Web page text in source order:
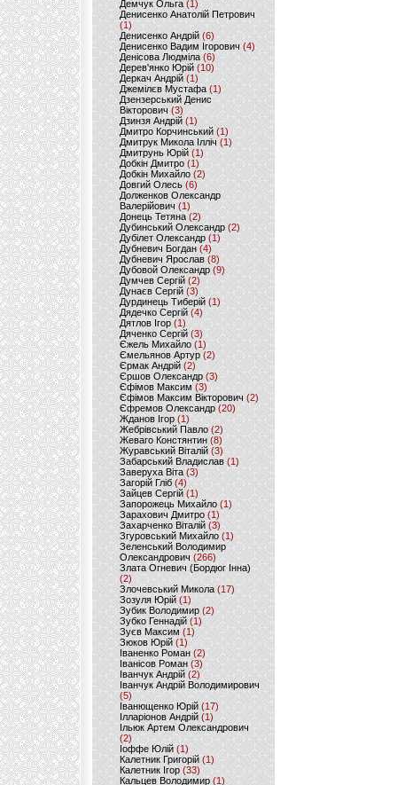
Демчук Ольга(1)
Денисенко Анатолій Петрович
(1)
Денисенко Андрій (6)
Денисенко Вадим Ігорович (4)
Денісова Людміла(6)
Дерев'янко Юрій(10)
Деркач Андрій(1)
Джемілєв Мустафа (1)
Дзензерський Денис
Вікторович (3)
Дзинзя Андрій (1)
Дмитро Корчинський (1)
Дмитрук Микола Ілліч (1)
Дмитрунь Юрій (1)
Добкін Дмитро(1)
Добкін Михайло (2)
Довгий Олесь (6)
Долженков Олександр
Валерійович (1)
Донець Тетяна (2)
Дубинський Олександр(2)
Дубілет Олександр (1)
Дубневич Богдан (4)
Дубневич Ярослав (8)
Дубовой Олександр(9)
Думчев Сергій (2)
Дунаєв Сергій(3)
Дурдинець Тиберій (1)
Дядечко Сергій (4)
Дятлов Ігор (1)
Дяченко Сергій (3)
Єжель Михайло (1)
Ємельянов Артур (2)
Єрмак Андрій (2)
Єршов Олександр (3)
Єфімов Максим (3)
Єфімов Максим Вікторович (2)
Єфремов Олександр (20)
Жданов Ігор (1)
Жебрівський Павло (2)
Жеваго Констянтин (8)
Журавський Віталій (3)
Забарський Владислав (1)
Заверуха Віта (3)
Загорій Гліб (4)
Зайцев Сергій(1)
Запорожець Михайло (1)
Зарахович Дмитро (1)
Захарченко Віталій (3)
Згуровський Михайло (1)
Зеленський Володимир
Олександрович (266)
Злата Огневич (Бордюг Інна)
(2)
Злочевський Микола(17)
Зозуля Юрій (1)
Зубик Володимир (2)
Зубко Геннадій (1)
Зуєв Максим(1)
Зюков Юрій (1)
Іваненко Роман (2)
Іванісов Роман (3)
Іванчук Андрій(2)
Іванчук Андрій Володимирович
(5)
Іванющенко Юрій (17)
Ілларіонов Андрій (1)
Ільюк Артем Олександрович
(2)
Іоффе Юлій (1)
Калетник Григорій(1)
Калетник Ігор (33)
Кальцев Володимир(1)